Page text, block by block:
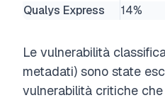
Qualys Express
14%
Le vulnerabilità
metadati) sono state
vulnerabilità critiche